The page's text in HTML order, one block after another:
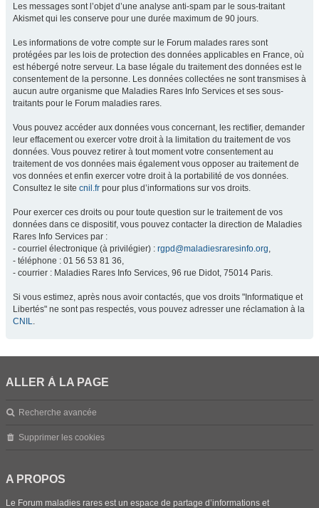
Les messages sont l’objet d’une analyse anti-spam par le sous-traitant
Akismet qui les conserve pour une durée maximum de 90 jours.
Les informations de votre compte sur le Forum malades rares sont
protégées par les lois de protection des données applicables en France, où
est hébergé notre serveur. La base légale du traitement des données est le
consentement de la personne. Les données collectées ne sont transmises à
aucun autre organisme que Maladies Rares Info Services et ses sous-
traitants pour le Forum maladies rares.
Vous pouvez accéder aux données vous concernant, les rectifier, demander
leur effacement ou exercer votre droit à la limitation du traitement de vos
données. Vous pouvez retirer à tout moment votre consentement au
traitement de vos données mais également vous opposer au traitement de
vos données et enfin exercer votre droit à la portabilité de vos données.
Consultez le site cnil.fr pour plus d’informations sur vos droits.
Pour exercer ces droits ou pour toute question sur le traitement de vos
données dans ce dispositif, vous pouvez contacter la direction de Maladies
Rares Info Services par :
- courriel électronique (à privilégier) : rgpd@maladiesraresinfo.org,
- téléphone : 01 56 53 81 36,
- courrier : Maladies Rares Info Services, 96 rue Didot, 75014 Paris.
Si vous estimez, après nous avoir contactés, que vos droits "Informatique et
Libertés" ne sont pas respectés, vous pouvez adresser une réclamation à la
CNIL.
ALLER À LA PAGE
Recherche avancée
Supprimer les cookies
A PROPOS
Le Forum maladies rares est un espace de partage d’informations et